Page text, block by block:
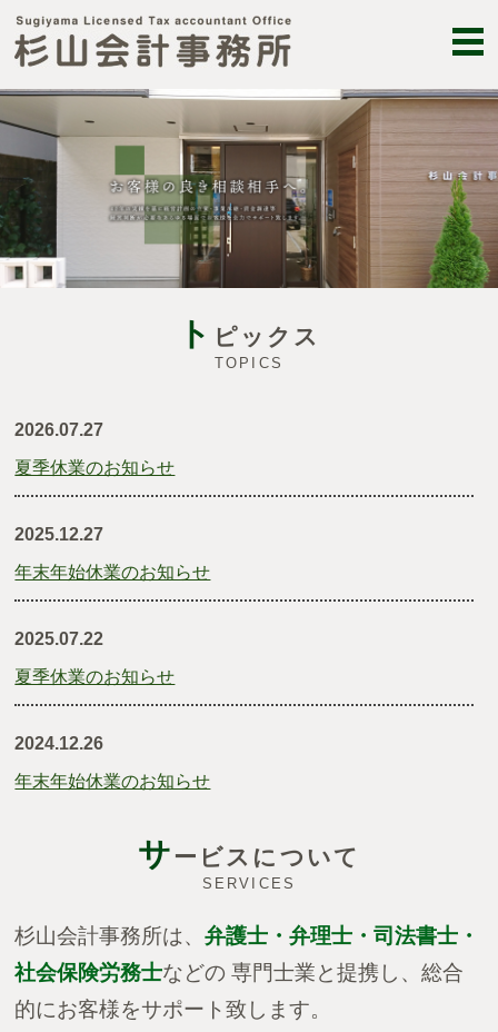
ト ピックス
TOPICS
2026.07.27
夏季休業のお知らせ
2025.12.27
年末年始休業のお知らせ
2025.07.22
夏季休業のお知らせ
2024.12.26
年末年始休業のお知らせ
2024.02.08
TKCショートムービーのご案内「創業した経営者が知っ
ておくべき１０のこと」
サ ービスについて
SERVICES
杉山会計事務所は、弁護士・弁理士・司法書士・
社会保険労務士などの 専門士業と提携し、総合
的にお客様をサポート致します。